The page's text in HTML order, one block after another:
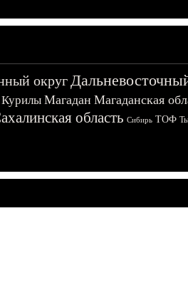
округ
Курилы Магадан Магаданская
область Сибирь ТОФ